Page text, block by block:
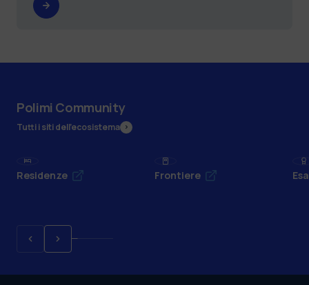
Polimi Community
Tutti i siti dell’ecosistema
Residenze Frontiere